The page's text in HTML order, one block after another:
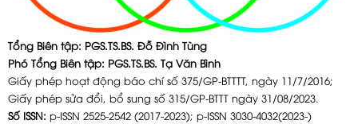
Tổng Biên tập: PGS.TS.BS. Đỗ Đình Tùng
Phó Tổng Biên tập: PGS.TS.BS. Tạ Văn Bình
Giấy phép hoạt động báo chí số 375/GP-BTTTT, ngày 11/7/2016;
Giấy phép sửa đổi, bổ sung số 315/GP-BTTT ngày 31/08/2023.
Số ISSN: p-ISSN 2525-2542 (2017-2023); p-ISSN 3030-4032(2023-)